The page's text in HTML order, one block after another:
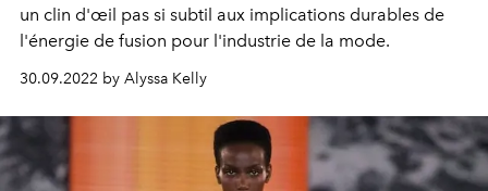
un clin d'œil pas si subtil aux implications durables de
l'énergie de fusion pour l'industrie de la mode.
30.09.2022 by Alyssa Kelly